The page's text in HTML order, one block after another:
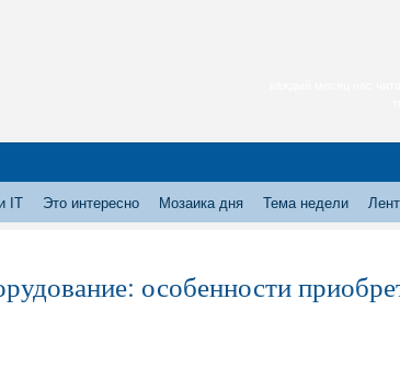
IT Это интересно Мозаика дня Тема недели
особенности